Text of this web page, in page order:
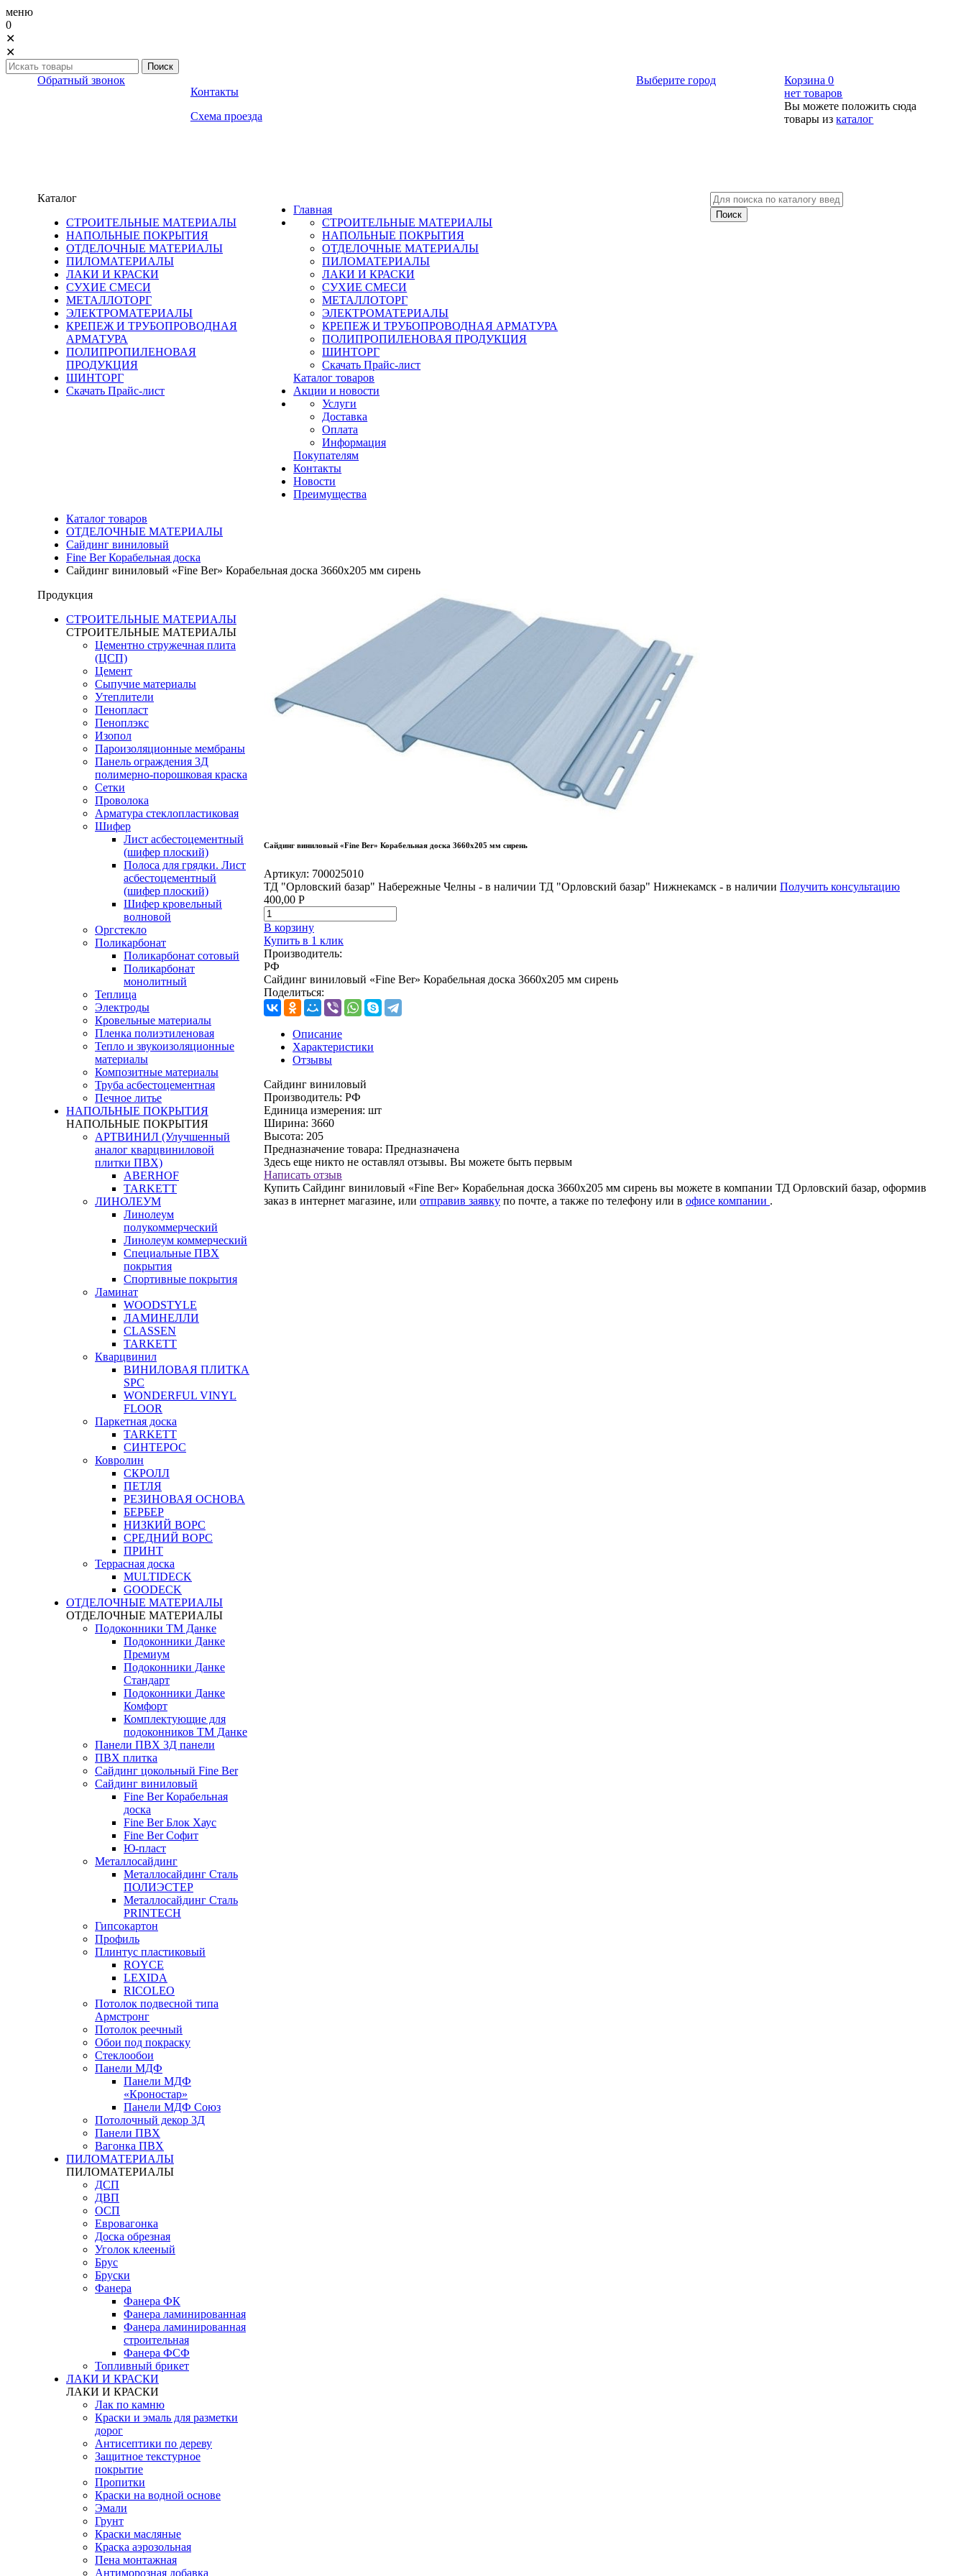
меню
0
✕
✕
Обратный звонок
Контакты
Схема проезда
Выберите город Корзина 0
нет товаров
Вы можете положить сюда
товары изкаталог
Каталог
СТРОИТЕЛЬНЫЕ МАТЕРИАЛЫ
НАПОЛЬНЫЕ ПОКРЫТИЯ
ОТДЕЛОЧНЫЕ МАТЕРИАЛЫ
ПИЛОМАТЕРИАЛЫ
ЛАКИ И КРАСКИ
СУХИЕ СМЕСИ
МЕТАЛЛОТОРГ
ЭЛЕКТРОМАТЕРИАЛЫ
КРЕПЕЖ И ТРУБОПРОВОДНАЯ
АРМАТУРА
ПОЛИПРОПИЛЕНОВАЯ
ПРОДУКЦИЯ
ШИНТОРГ
Скачать Прайс-лист
Главная
СТРОИТЕЛЬНЫЕ МАТЕРИАЛЫ
НАПОЛЬНЫЕ ПОКРЫТИЯ
ОТДЕЛОЧНЫЕ МАТЕРИАЛЫ
ПИЛОМАТЕРИАЛЫ
ЛАКИ И КРАСКИ
СУХИЕ СМЕСИ
МЕТАЛЛОТОРГ
ЭЛЕКТРОМАТЕРИАЛЫ
КРЕПЕЖ И ТРУБОПРОВОДНАЯ АРМАТУРА
ПОЛИПРОПИЛЕНОВАЯ ПРОДУКЦИЯ
ШИНТОРГ
Скачать Прайс-лист
Каталог товаров
Акции и новости
Услуги
Доставка
Оплата
Информация
Покупателям
Контакты
Новости
Преимущества
Каталог товаров
ОТДЕЛОЧНЫЕ МАТЕРИАЛЫ
Сайдинг виниловый
Fine Ber Корабельная доска
Сайдинг виниловый «Fine Ber» Корабельная доска 3660х205 мм сирень
Продукция
СТРОИТЕЛЬНЫЕ МАТЕРИАЛЫ
СТРОИТЕЛЬНЫЕ МАТЕРИАЛЫ
Цементно стружечная плита
(ЦСП)
Цемент
Сыпучие материалы
Утеплители
Пенопласт
Пеноплэкс
Изопол
Пароизоляционные мембраны
Панель ограждения 3Д
полимерно-порошковая краска
Сетки
Проволока
Арматура стеклопластиковая
Шифер
Лист асбестоцементный
(шифер плоский)
Полоса для грядки. Лист
асбестоцементный
(шифер плоский)
Шифер кровельный
волновой
Оргстекло
Поликарбонат
Поликарбонат сотовый
Поликарбонат
монолитный
Теплица
Электроды
Кровельные материалы
Пленка полиэтиленовая
Тепло и звукоизоляционные
материалы
Композитные материалы
Труба асбестоцементная
Печное литье
НАПОЛЬНЫЕ ПОКРЫТИЯ
НАПОЛЬНЫЕ ПОКРЫТИЯ
АРТВИНИЛ (Улучшенный
аналог кварцвиниловой
плитки ПВХ)
ABERHOF
TARKETT
ЛИНОЛЕУМ
Линолеум
полукоммерческий
Линолеум коммерческий
Специальные ПВХ
покрытия
Спортивные покрытия
Ламинат
WOODSTYLE
ЛАМИНЕЛЛИ
CLASSEN
TARKETT
Кварцвинил
ВИНИЛОВАЯ ПЛИТКА
SPC
WONDERFUL VINYL
FLOOR
Паркетная доска
TARKETT
СИНТЕРОС
Ковролин
СКРОЛЛ
ПЕТЛЯ
РЕЗИНОВАЯ ОСНОВА
БЕРБЕР
НИЗКИЙ ВОРС
СРЕДНИЙ ВОРС
ПРИНТ
Террасная доска
MULTIDECK
GOODECK
ОТДЕЛОЧНЫЕ МАТЕРИАЛЫ
ОТДЕЛОЧНЫЕ МАТЕРИАЛЫ
Подоконники ТМ Данке
Подоконники Данке
Премиум
Подоконники Данке
Стандарт
Подоконники Данке
Комфорт
Комплектующие для
подоконников ТМ Данке
Панели ПВХ 3Д панели
ПВХ плитка
Сайдинг цокольный Fine Ber
Сайдинг виниловый
Fine Ber Корабельная
доска
Fine Ber Блок Хаус
Fine Ber Софит
Ю-пласт
Металлосайдинг
Металлосайдинг Сталь
ПОЛИЭСТЕР
Металлосайдинг Сталь
PRINTECH
Гипсокартон
Профиль
Плинтус пластиковый
ROYCE
LEXIDA
RICOLEO
Потолок подвесной типа
Армстронг
Потолок реечный
Обои под покраску
Стеклообои
Панели МДФ
Панели МДФ
«Кроностар»
Панели МДФ Союз
Потолочный декор 3Д
Панели ПВХ
Вагонка ПВХ
ПИЛОМАТЕРИАЛЫ
ПИЛОМАТЕРИАЛЫ
ДСП
ДВП
ОСП
Евровагонка
Доска обрезная
Уголок клееный
Брус
Бруски
Фанера
Фанера ФК
Фанера ламинированная
Фанера ламинированная
строительная
Фанера ФСФ
Топливный брикет
ЛАКИ И КРАСКИ
ЛАКИ И КРАСКИ
Лак по камню
Краски и эмаль для разметки
дорог
Антисептики по дереву
Защитное текстурное
покрытие
Пропитки
Краски на водной основе
Эмали
Грунт
Краски масляные
Краска аэрозольная
Пена монтажная
Антиморозная добавка
Сайдинг виниловый «Fine Ber» Корабельная доска 3660х205 мм сирень
Артикул: 700025010
ТД "Орловский базар" Набережные Челны - в наличии ТД "Орловский базар" Нижнекамск - в наличии Получить консультацию
400,00 Р
В корзину
Купить в 1 клик
Производитель:
РФ
Сайдинг виниловый «Fine Ber» Корабельная доска 3660х205 мм сирень
Поделиться:
Описание
Характеристики
Отзывы
Сайдинг виниловый
Производитель: РФ
Единица измерения: шт
Ширина: 3660
Высота: 205
Предназначение товара: Предназначена
Здесь еще никто не оставлял отзывы. Вы можете быть первым
Написать отзыв
Купить Сайдинг виниловый «Fine Ber» Корабельная доска 3660х205 мм сирень вы можете в компании ТД Орловский базар, оформив
заказ в интернет магазине, или отправив заявку по почте, а также по телефону или в офисе компании .